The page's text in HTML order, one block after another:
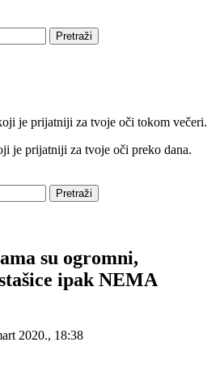
Pretraži
je prijatniji za tvoje oči tokom večeri.
je prijatniji za tvoje oči preko dana.
Pretraži
su ogromni,
ipak NEMA
2020., 18:38